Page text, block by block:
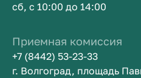
сб, с 10:00 до 14:00
Приемная комиссия
+7 (8442) 53-23-33
г. Волгоград, площадь